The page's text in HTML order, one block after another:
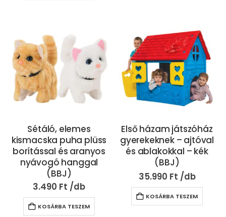
Sétáló, elemes
kismacska puha plüss
borítással és aranyos
nyávogó hanggal
(BBJ)
3.490 Ft
KOSÁRBA TESZEM
Első házam játszóház
gyerekeknek – ajtóval
és ablakokkal – kék
(BBJ)
35.990 Ft
KOSÁRBA TESZEM